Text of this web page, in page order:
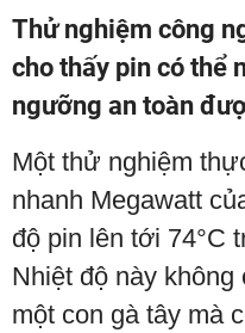
Thử nghiệm công
cho thấy pin có thể
ngưỡng an toàn
Một thử nghiệm
nhanh Megawatt
độ pin lên tới 74°C
Nhiệt độ này
một con gà tây mà